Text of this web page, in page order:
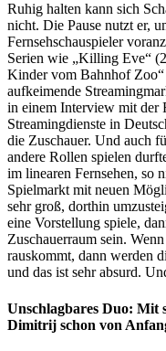
Ruhig halten kann sich
nicht. Die Pause nutzt er,
Fernsehschauspieler
Serien wie „Killing Eve“
Kinder vom Bahnhof
aufkeimende
in einem Interview mit der
Streamingdienste in
die Zuschauer. Und auch
andere Rollen spielen
im linearen Fernsehen, so
Spielmarkt mit neuen
sehr groß, dorthin
eine Vorstellung spiele,
Zuschauerraum sein.
rauskommt, dann werden
und das ist sehr absurd.
Unschlagbares Duo: Mit
Dimitrij schon von